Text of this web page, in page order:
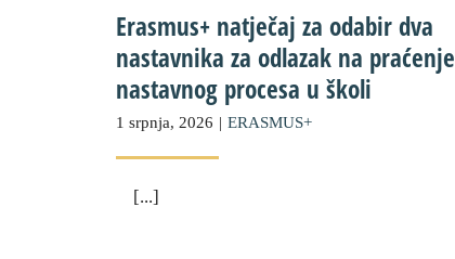
odlazak na praćenje nastavnog procesa u školi
Erasmus+ natječaj za odabir dva
nastavnika za odlazak na praćenje
nastavnog procesa u školi
1 srpnja, 2026 | ERASMUS+
[...]